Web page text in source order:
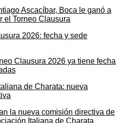
Ascacíbar, Boca le ganó a
el Torneo Clausura
Clausura 2026 ya tiene fecha
la nueva comisión directiva de
Italiana de Charata